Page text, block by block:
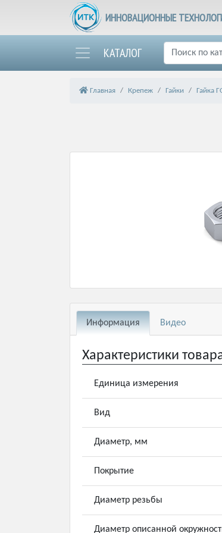
ИННОВАЦИОННЫЕ
КАТАЛОГ
Главная Крепеж Гайки Гайка
Информация Видео
Характеристики
Единица измерения
Вид
Диаметр, мм
Покрытие
Диаметр резьбы
Диаметр описанной